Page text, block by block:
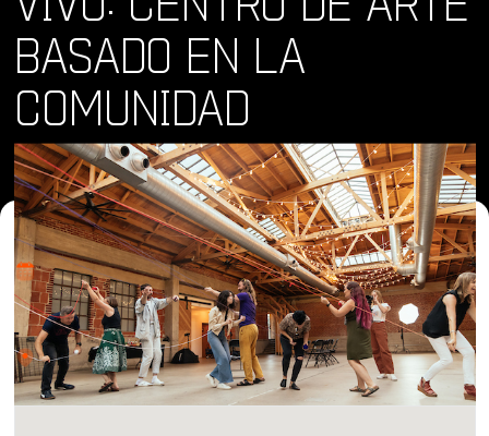
BASADO EN LA
COMUNIDAD
Dónde y Cuándo
sáb 20 abr 2024 • 4:00 pm
Lugar
340 16th St, San Diego, CA 92101, USA